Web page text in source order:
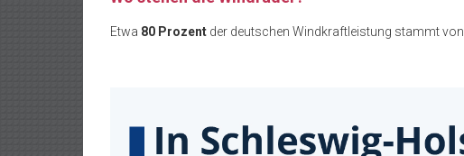
Etwa 80 Prozent der deutschen Windkraftleistung stammt von